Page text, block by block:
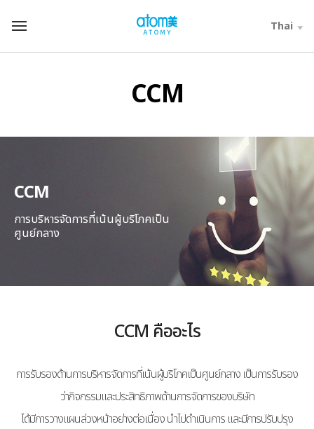
바
Thai
t
u
CCM
CCM
การบริหารจัดการที่เน้นผู้บริโภคเป็น
ศูนย์กลาง
CCM คืออะไร
การรับรองด้านการบริหารจัดการที่เน้นผู้บริโภคเป็นศูนย์กลาง เป็นการรับรอง
ว่ากิจกรรมและประสิทธิภาพด้านการจัดการของบริษัท
ได้มีการวางแผนล่วงหน้าอย่างต่อเนื่อง นำไปดำเนินการ และมีการปรับปรุง